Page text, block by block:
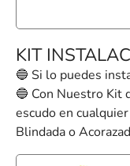
KIT
🔵 Si lo puedes
🔵 Con Nuestro Kit
escudo en
Blindada o